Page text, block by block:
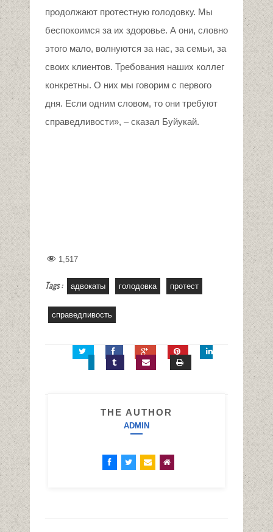
продолжают протестную голодовку. Мы
беспокоимся за их здоровье. А они, словно
этого мало, волнуются за нас, за семьи, за
своих клиентов. Требования наших коллег
конкретны. О них мы говорим с первого
дня. Если одним словом, то они требуют
справедливости», – сказал Буйукай.
1,517
Tags : адвокаты голодовка протест
справедливость
THE AUTHOR
ADMIN